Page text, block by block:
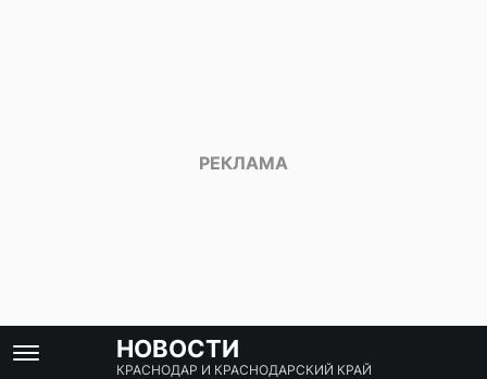
НОВОСТИ
КРАСНОДАР И КРАСНОДАРСКИЙ КРАЙ